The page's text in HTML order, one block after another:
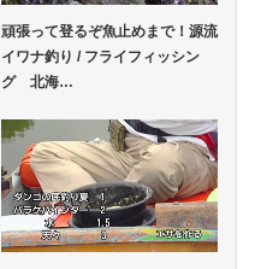
頑張って登るぞ魚止めまで！源流
イワナ釣り / フライフィッシン
グ 北海…